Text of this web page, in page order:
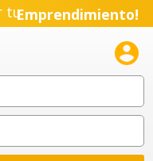
tuEmprendimiento!
